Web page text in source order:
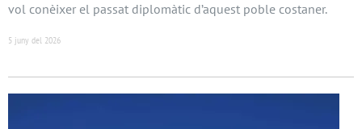
vol conèixer el passat diplomàtic d’aquest poble costaner.
5 juny del 2026